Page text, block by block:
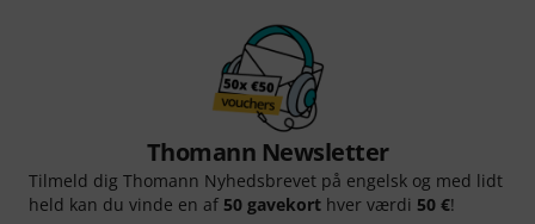
Thomann Newsletter
Tilmeld dig Thomann Nyhedsbrevet på engelsk og med lidt
held kan du vinde en af 50 gavekort hver værdi 50 €!